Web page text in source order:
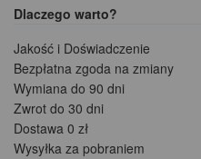
Dlaczego warto?
Jakość i Doświadczenie
Bezpłatna zgoda na zmiany
Wymiana do 90 dni
Zwrot do 30 dni
Dostawa 0 zł
Wysyłka za pobraniem